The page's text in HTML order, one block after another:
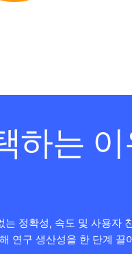
하는
정확성, 속도 및 사용자
연구 생산성을 한 단계 끌